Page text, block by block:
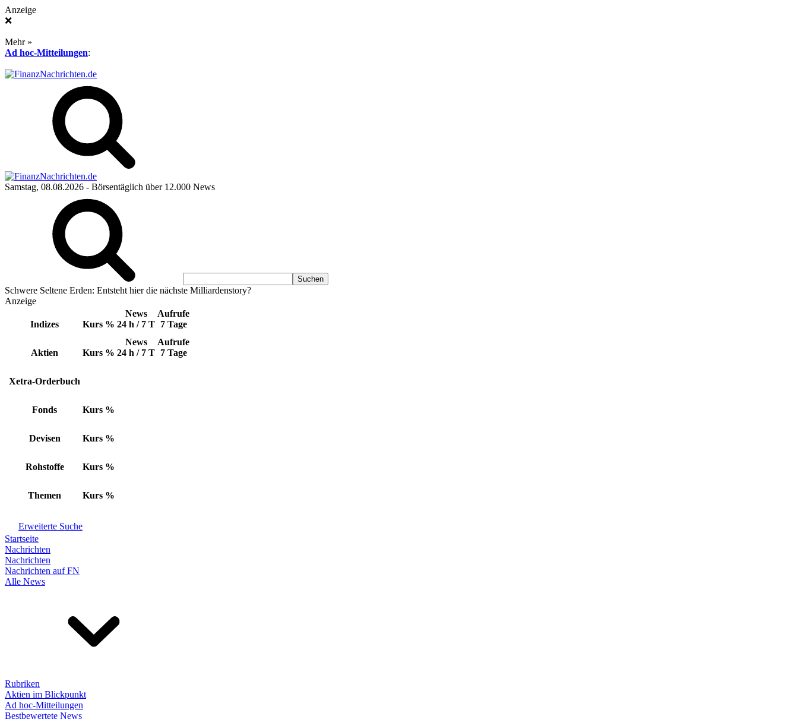
Anzeige
❌
Mehr »
Ad hoc-Mitteilungen:
Samstag, 08.08.2026 - Börsentäglich über 12.000 News
Schwere Seltene Erden: Entsteht hier die nächste Milliardenstory?
Anzeige
Indizes Kurs %
News
24 h / 7 T
Aufrufe
7 Tage
Aktien Kurs %
News
24 h / 7 T
Aufrufe
7 Tage
Xetra-Orderbuch
Fonds Kurs %
Devisen Kurs %
Rohstoffe Kurs %
Themen Kurs %
Erweiterte Suche
Startseite
Nachrichten
Nachrichten
Nachrichten auf FN
Alle News
Rubriken
Aktien im Blickpunkt
Ad hoc-Mitteilungen
Bestbewertete News